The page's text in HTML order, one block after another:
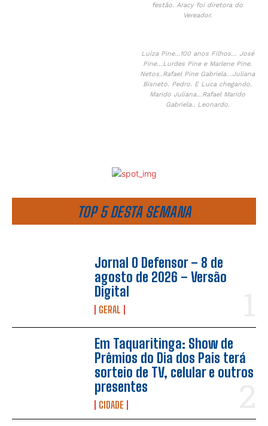
TOP 5 DESTA SEMANA
Jornal O Defensor – 8 de
agosto de 2026 – Versão
Digital
GERAL
Em Taquaritinga: Show de
Prêmios do Dia dos Pais terá
sorteio de TV, celular e outros
presentes
CIDADE
festão. Aracy foi diretora do
Vereador.
Luiza Pine…100 anos Filhos… José
Pine…Lurdes Pine e Marlene Pine.
Netos..Rafael Pine Gabriela…Juliana
Bisneto. Pedro. E Luca chegando.
Marido Juliana…Rafael Marido
Gabriela.. Leonardo.